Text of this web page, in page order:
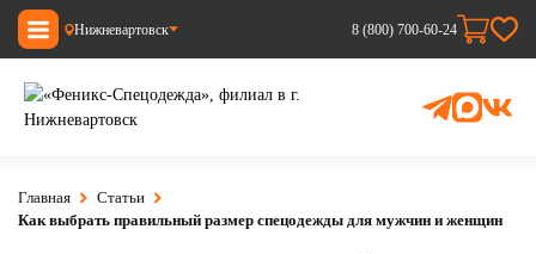
Нижневартовск 8 (800) 700-60-24
Главная
Статьи
Как выбрать правильный размер спецодежды для мужчин и женщин